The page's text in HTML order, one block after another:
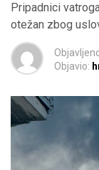
Pripadnici
otežan zbog
Objavio: